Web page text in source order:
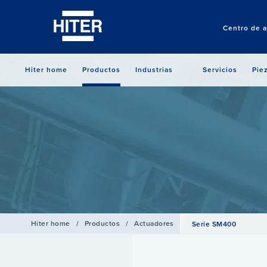
Centro de
Hiter home Productos Industrias Servicios
Hiter home / Productos / Actuadores Serie SM400